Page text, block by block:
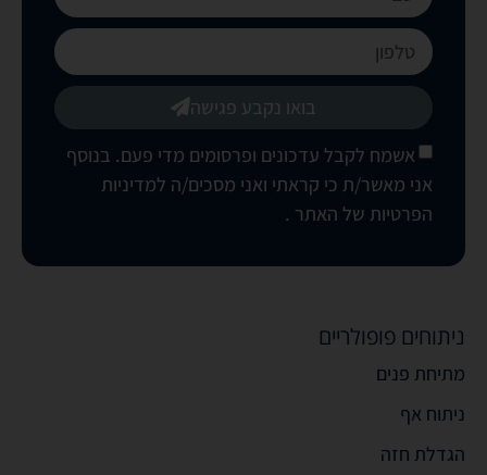
אשמח לקבל עדכונים ופרסומים מדי פעם. בנוסף
אני מאשר/ת כי קראתי ואני מסכים/ה למדיניות
הפרטיות של האתר .
בואו נקבע פגישה
ניתוחים פופולריים
מתיחת פנים
ניתוח אף
הגדלת חזה